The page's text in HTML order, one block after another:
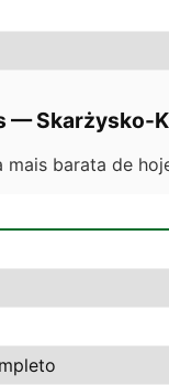
—Skarżysko-
barata de